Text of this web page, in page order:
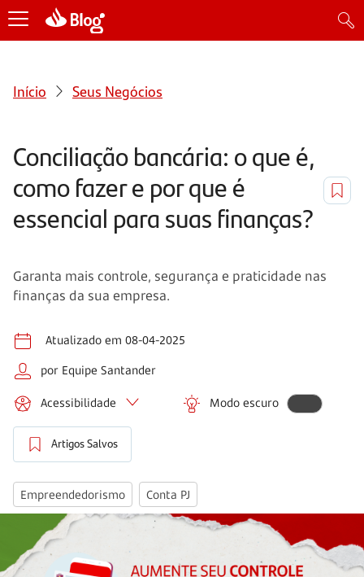
Início Seus Negócios
Conciliação bancária: o que é,
como fazer e por que é
essencial para suas finanças?
Garanta mais controle, segurança e praticidade nas
finanças da sua empresa.
Atualizado em 08-04-2025
por Equipe Santander
Acessibilidade Modo escuro
Artigos Salvos
Empreendedorismo Conta PJ